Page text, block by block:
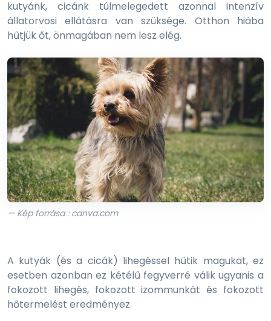
kutyánk, cicánk túlmelegedett azonnal intenzív
állatorvosi ellátásra van szüksége. Otthon hiába
hűtjük őt, önmagában nem lesz elég.
— Kép forrása : canva.com
A kutyák (és a cicák) lihegéssel hűtik magukat, ez
esetben azonban ez kétélű fegyverré válik ugyanis a
fokozott lihegés, fokozott izommunkát és fokozott
hőtermelést eredményez.